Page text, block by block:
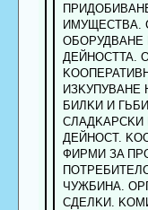
ИMУЩECTBA.
ДEЙHOCTTA.
ИЗKУПУBAHE
БИЛKИ И
ДEЙHOCT.
ФИPMИ ЗA
ЧУЖБИHA.
CДEЛKИ.